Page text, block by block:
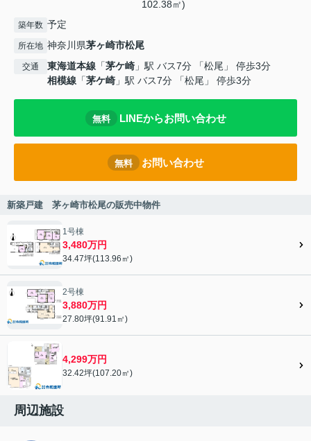
102.38㎡)
築年数 予定
所在地 神奈川県茅ヶ崎市松尾
交通 東海道本線 「茅ケ崎 」駅 バス7分 「松尾」 停歩3分
相模線 「茅ケ崎 」駅 バス7分 「松尾」 停歩3分
無料 LINEからお問い合わせ
無料 お問い合わせ
新築戸建 茅ヶ崎市松尾の販売中物件
1号棟
3,480万円
34.47坪(113.96㎡)
2号棟
3,880万円
27.80坪(91.91㎡)
4,299万円
32.42坪(107.20㎡)
周辺施設